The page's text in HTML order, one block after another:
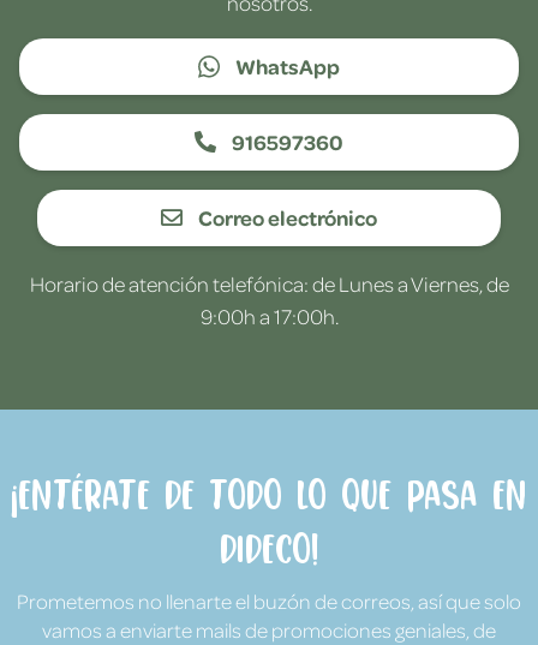
WhatsApp
916597360
Correo electrónico
Horario de atención telefónica: de Lunes a Viernes, de
9:00h a 17:00h.
¡Entérate de todo lo que pasa en
Dideco!
Prometemos no llenarte el buzón de correos, así que solo
vamos a enviarte mails de promociones geniales, de